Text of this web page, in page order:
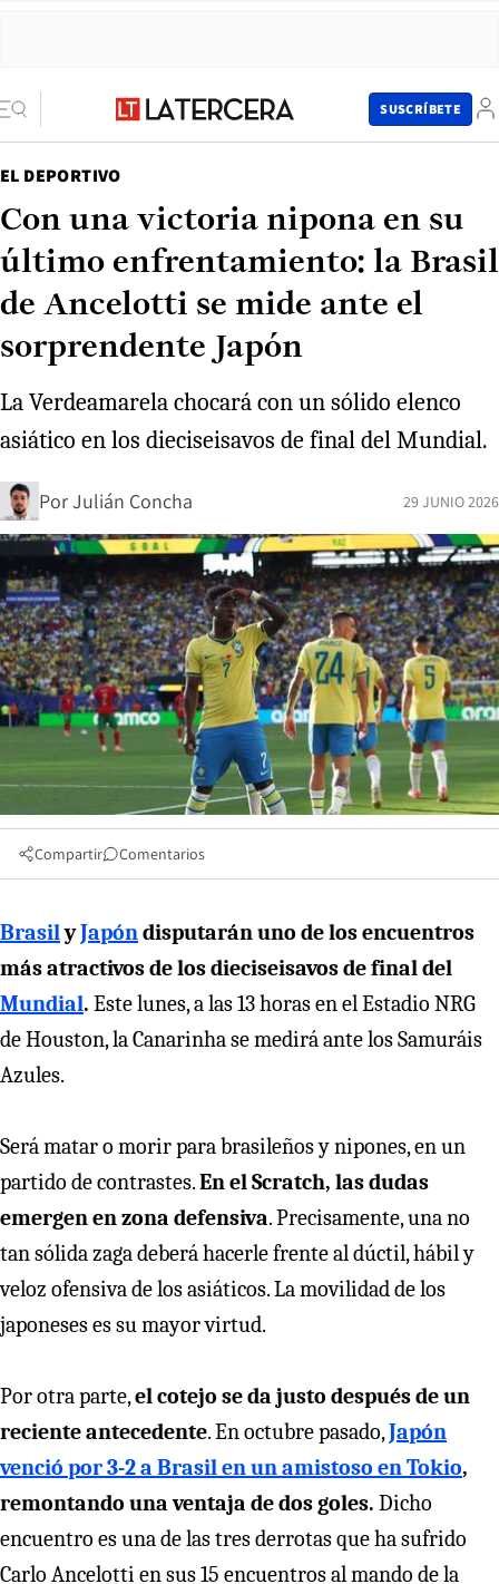
SUSCRÍBETE
EL DEPORTIVO
Con una victoria nipona en su
último enfrentamiento: la Brasil
de Ancelotti se mide ante el
sorprendente Japón
La Verdeamarela chocará con un sólido elenco
asiático en los dieciseisavos de final del Mundial.
PorJulián Concha 29 JUNIO 2026
Compartir Comentarios
BrasilyJapóndisputarán uno de los encuentros
más atractivos de los dieciseisavos de final del
Mundial. Este lunes, a las 13 horas en el Estadio NRG
de Houston, la Canarinha se medirá ante los Samuráis
Azules.
Será matar o morir para brasileños y nipones, en un
partido de contrastes.En el Scratch, las dudas
emergen en zona defensiva. Precisamente, una no
tan sólida zaga deberá hacerle frente al dúctil, hábil y
veloz ofensiva de los asiáticos. La movilidad de los
japoneses es su mayor virtud.
Por otra parte,el cotejo se da justo después de un
reciente antecedente. En octubre pasado,Japón
venció por 3-2 a Brasil en un amistoso en Tokio,
remontando una ventaja de dos goles. Dicho
encuentro es una de las tres derrotas que ha sufrido
Carlo Ancelotti en sus 15 encuentros al mando de la